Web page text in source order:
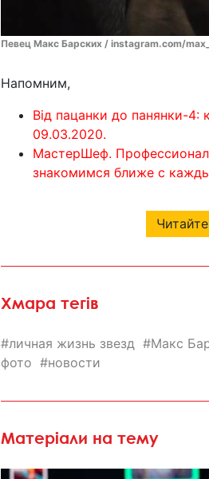
Певец Макс Барских / instagram.com/
Напомним,
Від пацанки до панянки-4:
09.03.2020.
МастерШеф.
знакомимся ближе с
Хмара тегів
личная жизнь звезд Макс
фото
новости
Матеріали на тему